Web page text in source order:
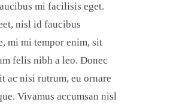
mi facilisis eget.
nisl id faucibus
mi mi tempor enim, sit
felis nibh a leo. Donec
ac nisi rutrum, eu ornare
Vivamus accumsan nisl